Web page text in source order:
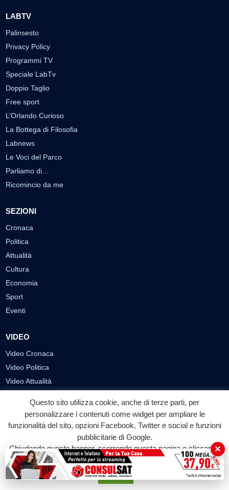
LABTV
Palinsesto
Privacy Policy
Programmi TV
Speciale LabTv
Doppio Taglio
Free sport
L’Orlando Curioso
La Bottega di Filosofia
Labnews
Le Voci del Parco
Parliamo di…
Ricomincio da me
SEZIONI
Cronaca
Politica
Attualità
Cultura
Economia
Sport
Eventi
VIDEO
Video Cronaca
Video Politica
Video Attualità
Video Cultura
Video Sport
Video Curiosità
Video
Questo sito utilizza cookie, anche di terze parti, per
personalizzare i contenuti come widget per ampliare le
funzionalità del sito, opzioni Facebook, Twitter e social e funzioni
pubblicitarie di Google.
Chiudendo questo banner, scorrendo questa pagina o cliccando
su qualunque suo elemento acconsenti all'uso dei cookie.
Accetta
×